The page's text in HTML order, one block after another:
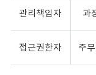
관리책임자 과
접근권한자 주